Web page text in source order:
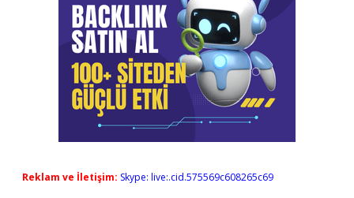
Reklam ve İletişim: Skype: live:.cid.575569c608265c69